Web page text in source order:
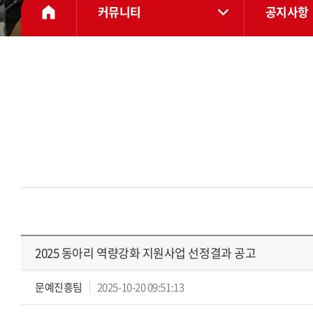
커뮤니티 공지사항
2025 동아리 역량강화 지원사업 선정결과 공고
문예진흥팀 2025-10-20 09:51:13